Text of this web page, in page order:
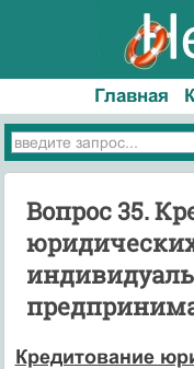
Главная
Вопрос 35.
Кредитование